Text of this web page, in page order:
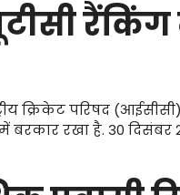
क्रिकेट परिषद
रखा है. 30 दिसंबर